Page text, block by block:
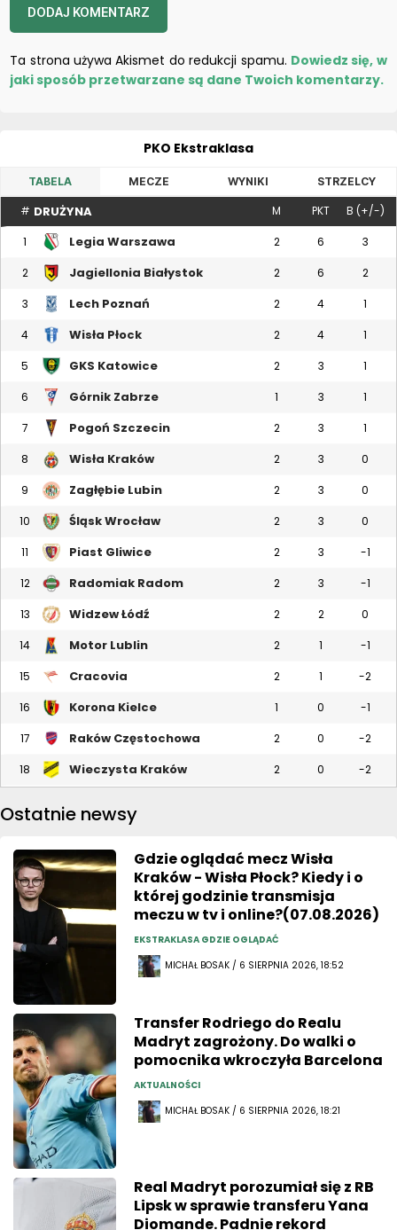
Ta strona używa Akismet do redukcji spamu. Dowiedz się, w
jaki sposób przetwarzane są dane Twoich komentarzy.
PKO Ekstraklasa
TABELA MECZE WYNIKI STRZELCY
# DRUŻYNA M PKT B (+/-)
1 Legia Warszawa 2 6 3
2 Jagiellonia Białystok 2 6 2
3 Lech Poznań 2 4 1
4 Wisła Płock 2 4 1
5 GKS Katowice 2 3 1
6 Górnik Zabrze 1 3 1
7 Pogoń Szczecin 2 3 1
8 Wisła Kraków 2 3 0
9 Zagłębie Lubin 2 3 0
10 Śląsk Wrocław 2 3 0
11 Piast Gliwice 2 3 -1
12 Radomiak Radom 2 3 -1
13 Widzew Łódź 2 2 0
14 Motor Lublin 2 1 -1
15 Cracovia 2 1 -2
16 Korona Kielce 1 0 -1
17 Raków Częstochowa 2 0 -2
18 Wieczysta Kraków 2 0 -2
Ostatnie newsy
Gdzie oglądać mecz Wisła
Kraków - Wisła Płock? Kiedy i o
której godzinie transmisja
meczu w tv i online?(07.08.2026)
EKSTRAKLASA GDZIE OGLĄDAĆ
MICHAŁ BOSAK / 6 SIERPNIA 2026, 18:52
Transfer Rodriego do Realu
Madryt zagrożony. Do walki o
pomocnika wkroczyła Barcelona
AKTUALNOŚCI
MICHAŁ BOSAK / 6 SIERPNIA 2026, 18:21
Real Madryt porozumiał się z RB
Lipsk w sprawie transferu Yana
Diomande. Padnie rekord